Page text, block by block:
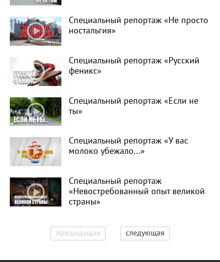
Специальный репортаж «Не просто
ностальгия»
Специальный репортаж «Русский
феникс»
Специальный репортаж «Если не
ты»
Специальный репортаж «У вас
молоко убежало...»
Специальный репортаж
«Невостребованный опыт великой
страны»
предыдущая следующая